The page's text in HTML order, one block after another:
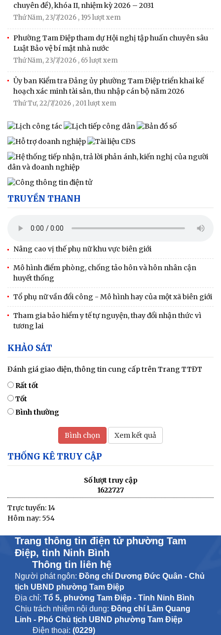
chuyên đề), khóa II, nhiệm kỳ 2026 – 2031
Thứ Năm, 23/7/2026 , 195 lượt xem
Phường Tam Điệp tham dự Hội nghị tập huấn chuyên sâu
Luật Bảo vệ bí mật nhà nước
Thứ Năm, 23/7/2026 , 65 lượt xem
Ủy ban Kiểm tra Đảng ủy phường Tam Điệp triển khai kế
hoạch xác minh tài sản, thu nhập cán bộ năm 2026
Thứ Tư, 22/7/2026 , 201 lượt xem
TRUYỀN THANH
Nâng cao vị thế phụ nữ khu vực biên giới
Mô hình điểm phòng, chống tảo hôn và hôn nhân cận
huyết thống
Tổ phụ nữ vần đổi công - Mô hình hay của một xã biên giới
Tham gia bảo hiểm y tế tự nguyện, thay đổi nhận thức vì
tương lai
KHẢO SÁT
Đánh giá giao diện, thông tin cung cấp trên Trang TTĐT
Rất tốt
Tốt
Bình thường
Bình chọn Xem kết quả
THỐNG KÊ TRUY CẬP
Số lượt truy cập
1622727
Trực tuyến: 14
Hôm nay: 554
Trang thông tin điện tử phường Tam
Điệp, tỉnh Ninh Bình
Thông tin liên hệ
Người phát ngôn: Đồng chí Dương Đức Quân - Chủ
tịch UBND phường Tam Điệp
Địa chỉ: Tổ 5, phường Tam Điệp - Tỉnh Ninh Bình
Chịu trách nhiệm nội dung: Đồng chí Lâm Quang
Linh - Phó Chủ tịch UBND phường Tam Điệp
Điện thoại: (0229)